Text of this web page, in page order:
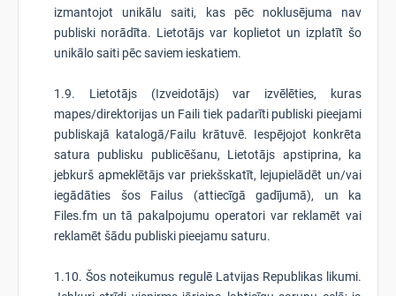
izmantojot unikālu saiti, kas pēc noklusējuma nav
publiski norādīta. Lietotājs var koplietot un izplatīt šo
unikālo saiti pēc saviem ieskatiem.
1.9. Lietotājs (Izveidotājs) var izvēlēties, kuras
mapes/direktorijas un Faili tiek padarīti publiski pieejami
publiskajā katalogā/Failu krātuvē. Iespējojot konkrēta
satura publisku publicēšanu, Lietotājs apstiprina, ka
jebkurš apmeklētājs var priekšskatīt, lejupielādēt un/vai
iegādāties šos Failus (attiecīgā gadījumā), un ka
Files.fm un tā pakalpojumu operatori var reklamēt vai
reklamēt šādu publiski pieejamu saturu.
1.10. Šos noteikumus regulē Latvijas Republikas likumi.